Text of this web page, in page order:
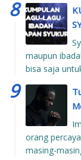
maupun
bisa saja
orang
masing-